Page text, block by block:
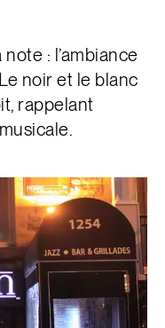
: l’ambiance
noir et le blanc
rappelant